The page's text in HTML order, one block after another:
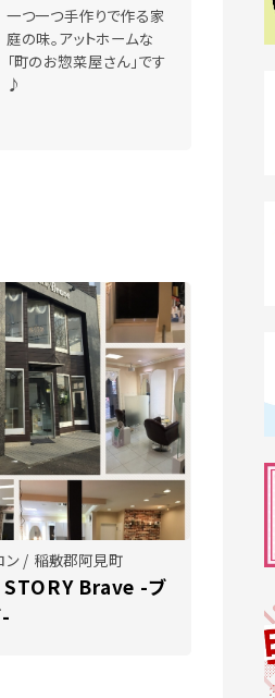
一つ一つ手作りで作る家
庭の味。アットホームな
「町のお惣菜屋さん」です
♪
ン / 稲敷郡阿見町
Brave -ブ